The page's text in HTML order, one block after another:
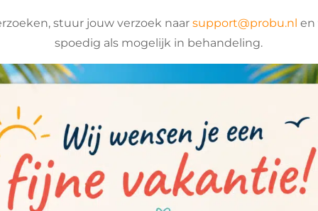
CASES
al voorgingen. Voor veel van deze
stuur jouw verzoek naar support@probu.nl en
spoedig als mogelijk in behandeling.